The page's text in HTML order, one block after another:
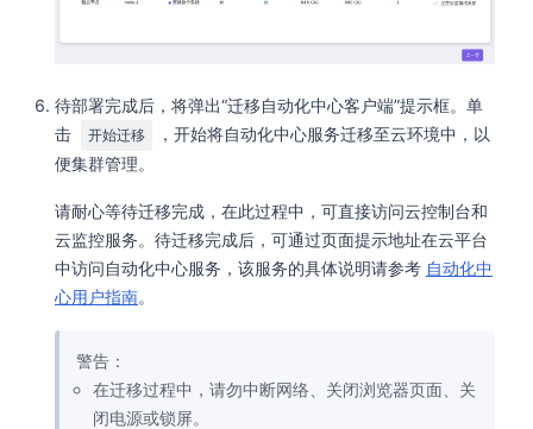
待部署完成后，将弹出“迁移自动化中心客户端”提示框。单
击
开始迁移
，开始将自动化中心服务迁移至云环境中，以
便集群管理。
请耐心等待迁移完成，在此过程中，可直接访问云控制台和
云监控服务。待迁移完成后，可通过页面提示地址在云平台
中访问自动化中心服务，该服务的具体说明请参考 自动化中
心用户指南。
警告：
在迁移过程中，请勿中断网络、关闭浏览器页面、关
闭电源或锁屏。